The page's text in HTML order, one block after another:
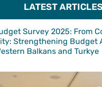
LATEST
Survey 2025: From
Strengthening Budget
Balkans and Turkye